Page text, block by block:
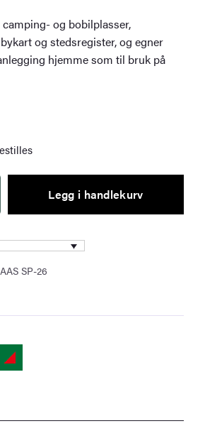
og bobilplasser,
og stedsregister, og egner
hjemme som til bruk på
Legg i handlekurv
SP-26